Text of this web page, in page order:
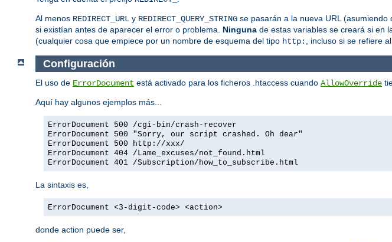
Al menos REDIRECT_URL y REDIRECT_QUERY_STRING se pasarán a la nueva URL
si existían antes de aparecer el error o problema. Ninguna de estas variables se creará si en
(cualquier cosa que empiece por un nombre de esquema del tipo http: , incluso si se refiere
Configuración
El uso de ErrorDocument está activado para los ficheros .htaccess cuando AllowOverride
Aquí hay algunos ejemplos más...
ErrorDocument 500 /cgi-bin/crash-recover
ErrorDocument 500 "Sorry, our script crashed. Oh dear"
ErrorDocument 500 http://xxx/
ErrorDocument 404 /Lame_excuses/not_found.html
ErrorDocument 401 /Subscription/how_to_subscribe.html
La sintaxis es,
ErrorDocument <3-digit-code> <action>
donde action puede ser,